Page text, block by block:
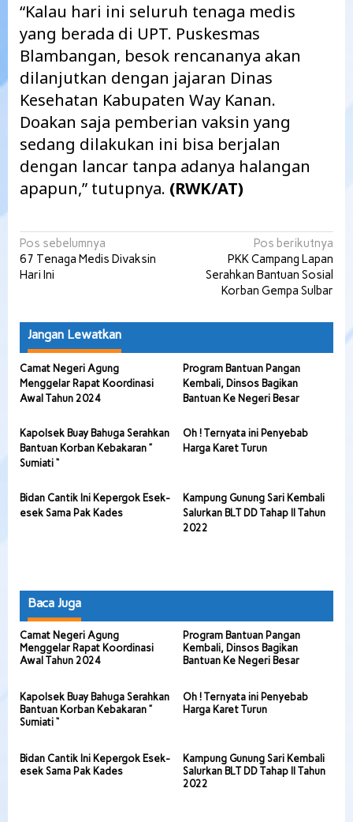
“Kalau hari ini seluruh tenaga medis
yang berada di UPT. Puskesmas
Blambangan, besok rencananya akan
dilanjutkan dengan jajaran Dinas
Kesehatan Kabupaten Way Kanan.
Doakan saja pemberian vaksin yang
sedang dilakukan ini bisa berjalan
dengan lancar tanpa adanya halangan
apapun,” tutupnya. (RWK/AT)
Navigasi
pos
Pos sebelumnya
67 Tenaga Medis Divaksin
Hari Ini
Pos berikutnya
PKK Campang Lapan
Serahkan Bantuan Sosial
Korban Gempa Sulbar
Jangan Lewatkan
Camat Negeri Agung
Menggelar Rapat Koordinasi
Awal Tahun 2024
Program Bantuan Pangan
Kembali, Dinsos Bagikan
Bantuan Ke Negeri Besar
Kapolsek Buay Bahuga Serahkan
Bantuan Korban Kebakaran ”
Sumiati “
Oh ! Ternyata ini Penyebab
Harga Karet Turun
Bidan Cantik Ini Kepergok Esek-
esek Sama Pak Kades
Kampung Gunung Sari Kembali
Salurkan BLT DD Tahap II Tahun
2022
Baca Juga
Camat Negeri Agung
Menggelar Rapat Koordinasi
Awal Tahun 2024
Program Bantuan Pangan
Kembali, Dinsos Bagikan
Bantuan Ke Negeri Besar
Kapolsek Buay Bahuga Serahkan
Bantuan Korban Kebakaran ”
Sumiati “
Oh ! Ternyata ini Penyebab
Harga Karet Turun
Bidan Cantik Ini Kepergok Esek-
esek Sama Pak Kades
Kampung Gunung Sari Kembali
Salurkan BLT DD Tahap II Tahun
2022